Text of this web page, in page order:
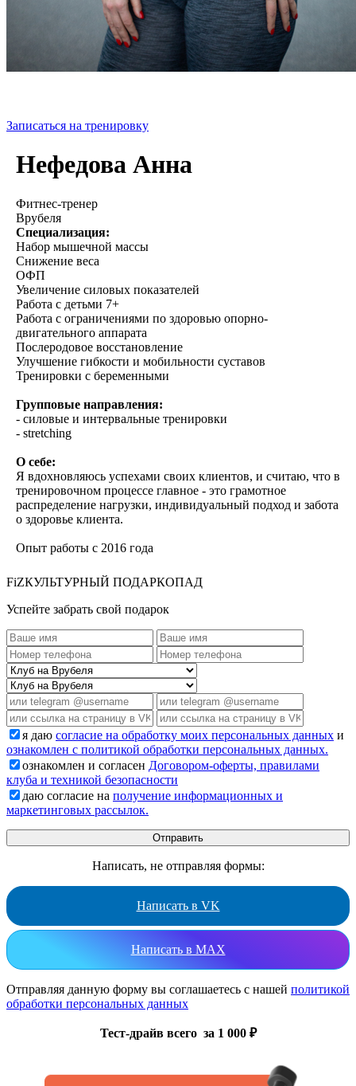
Записаться на тренировку
Нефедова Анна
Фитнес-тренер
Врубеля
Специализация:
Набор мышечной массы
Снижение веса
ОФП
Увеличение силовых показателей
Работа с детьми 7+
Работа с ограничениями по здоровью опорно-
двигательного аппарата
Послеродовое восстановление
Улучшение гибкости и мобильности суставов
Тренировки с беременными
Групповые направления:
- силовые и интервальные тренировки
- stretching
О себе:
Я вдохновляюсь успехами своих клиентов, и считаю, что в
тренировочном процессе главное - это грамотное
распределение нагрузки, индивидуальный подход и забота
о здоровье клиента.
Опыт работы с 2016 года
FiZКУЛЬТУРНЫЙ ПОДАРКОПАД
Успейте забрать свой подарок
я даю согласие на обработку моих персональных данных и
ознакомлен с политикой обработки персональных данных.
ознакомлен и согласен Договором-оферты, правилами
клуба и техникой безопасности
даю согласие на получение информационных и
маркетинговых рассылок.
Написать, не отправляя формы:
Написать в VK
Написать в MAX
Отправляя данную форму вы соглашаетесь с нашей политикой
обработки персональных данных
Тест-драйв всего за 1 000 ₽